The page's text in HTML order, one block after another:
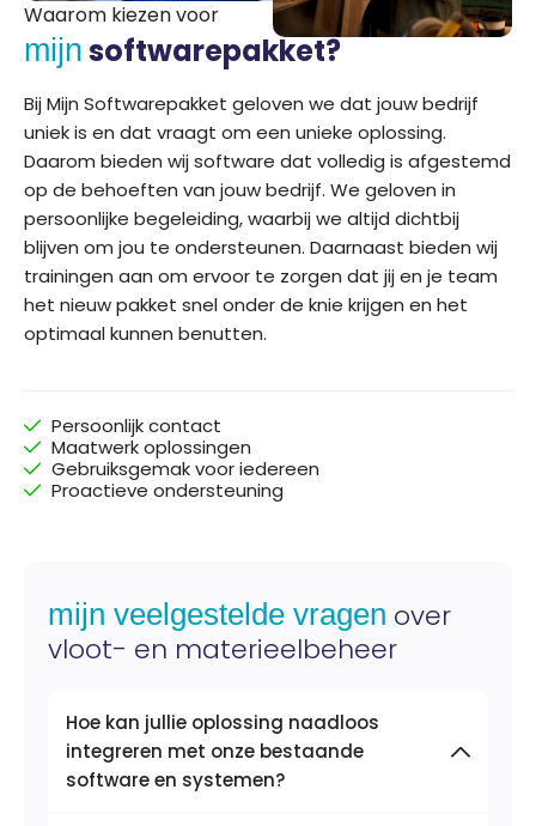
Waarom kiezen voor
mijn softwarepakket?
Bij Mijn Softwarepakket geloven we dat jouw bedrijf
uniek is en dat vraagt om een unieke oplossing.
Daarom bieden wij software dat volledig is afgestemd
op de behoeften van jouw bedrijf. We geloven in
persoonlijke begeleiding, waarbij we altijd dichtbij
blijven om jou te ondersteunen. Daarnaast bieden wij
trainingen aan om ervoor te zorgen dat jij en je team
het nieuw pakket snel onder de knie krijgen en het
optimaal kunnen benutten.
Persoonlijk contact
Maatwerk oplossingen
Gebruiksgemak voor iedereen
Proactieve ondersteuning
mijn veelgestelde vragen over
vloot- en materieelbeheer
Hoe kan jullie oplossing naadloos
integreren met onze bestaande
software en systemen?